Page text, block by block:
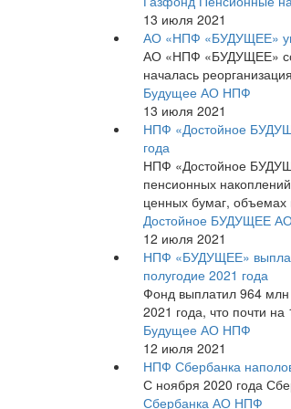
13 июля 2021
АО «НПФ «БУДУЩЕЕ»
АО «НПФ «БУДУЩЕЕ»
началась
Будущее АО НПФ
13 июля 2021
НПФ «Достойное
года
НПФ «Достойное
пенсионных
ценных бумаг, объемах
Достойное БУДУЩЕЕ
12 июля 2021
НПФ «БУДУЩЕЕ»
полугодие 2021 года
Фонд выплатил 964 млн
2021 года, что почти
Будущее АО НПФ
12 июля 2021
НПФ Сбербанка
С ноября 2020 года
Сбербанка АО НПФ